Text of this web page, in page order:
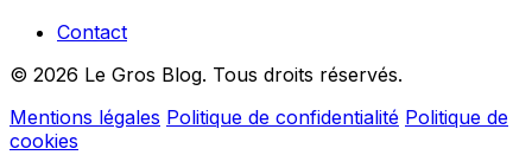
Contact
© 2026 Le Gros Blog. Tous droits réservés.
Mentions légales Politique de confidentialité Politique de
cookies